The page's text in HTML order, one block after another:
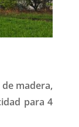
madera,
para 4